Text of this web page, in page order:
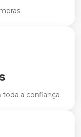
a confiança